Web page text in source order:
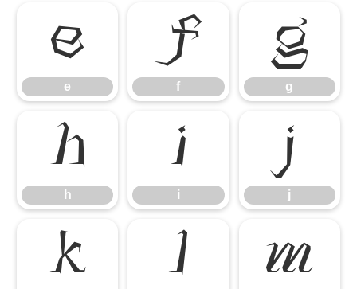
e
e
f
f
g
g
h
h
i
i
j
j
k l m